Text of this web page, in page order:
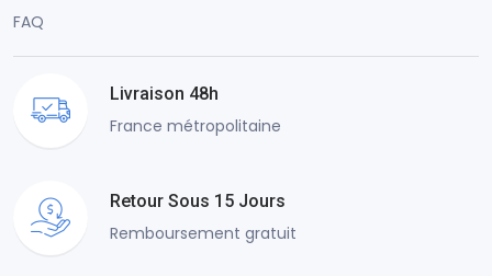
FAQ
Livraison 48h
France métropolitaine
Retour Sous 15 Jours
Remboursement gratuit